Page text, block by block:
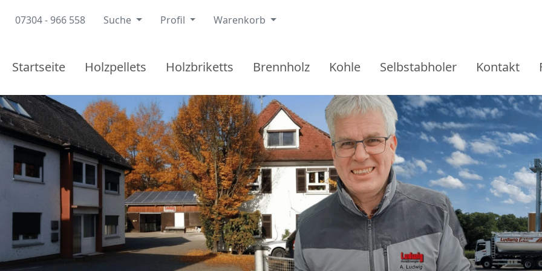
07304 - 966 558 Suche Profil Warenkorb
Startseite Holzpellets Holzbriketts Brennholz Kohle Selbstabholer Kontakt